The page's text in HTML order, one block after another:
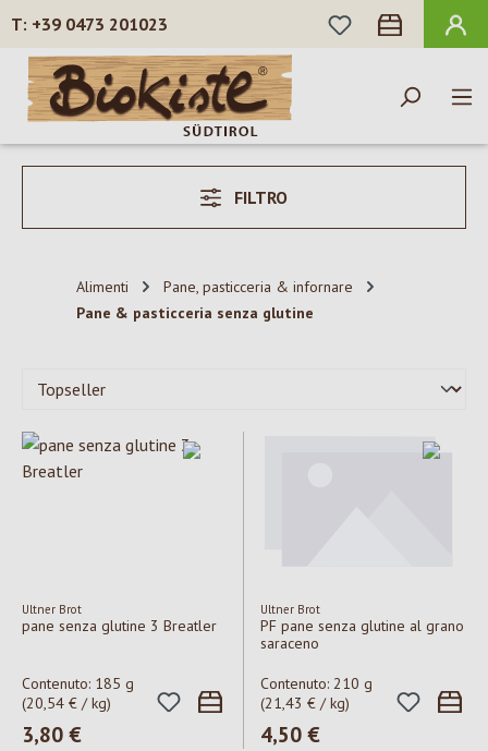
Passa al contenuto principale
+39 0473 201023
HAI 0 ARTICOLI
FILTRO
Alimenti
Pane, pasticceria & infornare
Pane & pasticceria senza glutine
Ultner Brot
pane senza glutine 3 Breatler
Contenuto: 185 g
(20,54 € / kg)
Prezzo normale:
3,80 €
Ultner Brot
PF pane senza glutine al grano
saraceno
Contenuto: 210 g
(21,43 € / kg)
Prezzo normale:
4,50 €